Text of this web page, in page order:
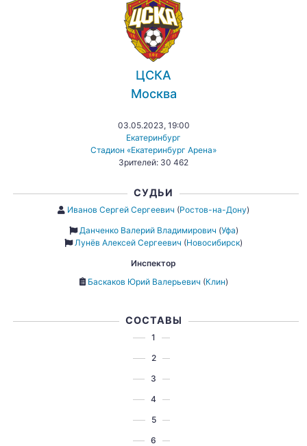
ЦСКА
Москва
03.05.2023, 19:00
Екатеринбург
Стадион «Екатеринбург Арена»
Зрителей: 30 462
СУДЬИ
Иванов Сергей Сергеевич (Ростов-на-Дону)
Данченко Валерий Владимирович (Уфа)
Лунёв Алексей Сергеевич (Новосибирск)
Инспектор
Баскаков Юрий Валерьевич (Клин)
СОСТАВЫ
1
2
3
4
5
6